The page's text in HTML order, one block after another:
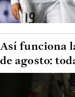
Así funciona
de agosto: